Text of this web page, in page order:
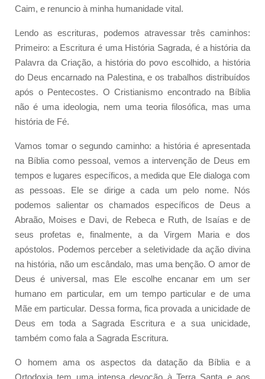
Caim, e renuncio à minha humanidade vital.
Lendo as escrituras, podemos atravessar três caminhos:
Primeiro: a Escritura é uma História Sagrada, é a história da
Palavra da Criação, a história do povo escolhido, a história
do Deus encarnado na Palestina, e os trabalhos distribuídos
após o Pentecostes. O Cristianismo encontrado na Bíblia
não é uma ideologia, nem uma teoria filosófica, mas uma
história de Fé.
Vamos tomar o segundo caminho: a história é apresentada
na Bíblia como pessoal, vemos a intervenção de Deus em
tempos e lugares específicos, a medida que Ele dialoga com
as pessoas. Ele se dirige a cada um pelo nome. Nós
podemos salientar os chamados específicos de Deus a
Abraão, Moises e Davi, de Rebeca e Ruth, de Isaías e de
seus profetas e, finalmente, a da Virgem Maria e dos
apóstolos. Podemos perceber a seletividade da ação divina
na história, não um escândalo, mas uma benção. O amor de
Deus é universal, mas Ele escolhe encanar em um ser
humano em particular, em um tempo particular e de uma
Mãe em particular. Dessa forma, fica provada a unicidade de
Deus em toda a Sagrada Escritura e a sua unicidade,
também como fala a Sagrada Escritura.
O homem ama os aspectos da datação da Bíblia e a
Ortodoxia tem uma intensa devoção à Terra Santa e aos